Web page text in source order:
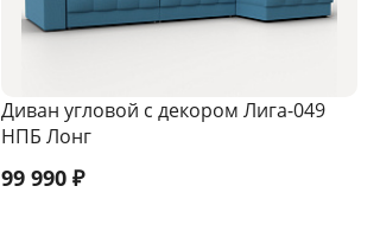
Диван угловой с декором Лига-049
НПБ Лонг
99 990 ₽